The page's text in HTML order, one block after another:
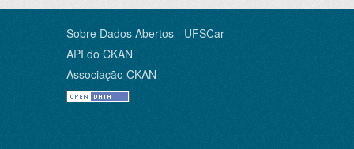
Sobre Dados Abertos - UFSCar
API do CKAN
Associação CKAN